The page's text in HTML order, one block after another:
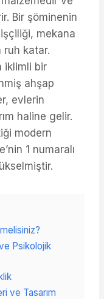
Bir şöminenin
mekana
ruh katar.
iklimli bir
ahşap
evlerin
haline gelir.
modern
1 numaralı
Psikolojik
ve Tasarım